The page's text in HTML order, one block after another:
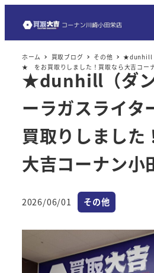
ホーム 買取ブログ その他
★dunhill
★ をお買取りしました！買取なら大吉コー
★dunhill（ダン
ーラガスライ
買取りしました
大吉コーナン小
投稿日
2026/06/01 カテゴリー
その他